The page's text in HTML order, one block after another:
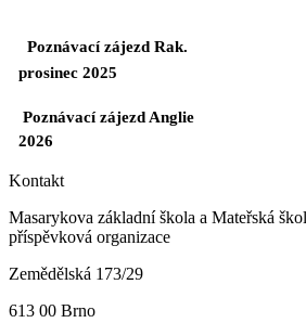
Poznávací zájezd
prosinec 2025
Poznávací zájezd
2026
Kontakt
Masarykova základní škola a Mateřská
příspěvková organizace
Zemědělská 173/29
613 00 Brno